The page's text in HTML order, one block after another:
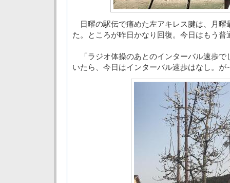
日曜の駅伝で痛めた左アキレス腱は、月曜
た。ところが昨日かなり回復。今日はもう普
「ラジオ体操のあとのインターバル速歩で
いたら、今日はインターバル速歩はなし。が